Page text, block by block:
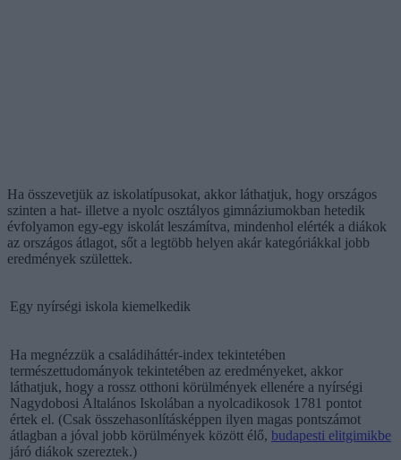
Ha összevetjük az iskolatípusokat, akkor láthatjuk, hogy országos
szinten a hat- illetve a nyolc osztályos gimnáziumokban hetedik
évfolyamon egy-egy iskolát leszámítva, mindenhol elérték a diákok
az országos átlagot, sőt a legtöbb helyen akár kategóriákkal jobb
eredmények születtek.
Egy nyírségi iskola kiemelkedik
Ha megnézzük a családiháttér-index tekintetében
természettudományok tekintetében az eredményeket, akkor
láthatjuk, hogy a rossz otthoni körülmények ellenére a nyírségi
Nagydobosi Általános Iskolában a nyolcadikosok 1781 pontot
értek el. (Csak összehasonlításképpen ilyen magas pontszámot
átlagban a jóval jobb körülmények között élő, budapesti elitgimikbe
járó diákok szereztek.)